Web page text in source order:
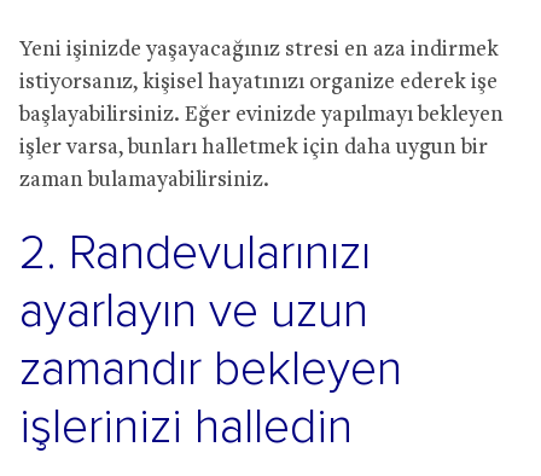
Yeni işinizde yaşayacağınız stresi en aza indirmek
istiyorsanız, kişisel hayatınızı organize ederek işe
başlayabilirsiniz. Eğer evinizde yapılmayı bekleyen
işler varsa, bunları halletmek için daha uygun bir
zaman bulamayabilirsiniz.
2. Randevularınızı
ayarlayın ve uzun
zamandır bekleyen
işlerinizi halledin